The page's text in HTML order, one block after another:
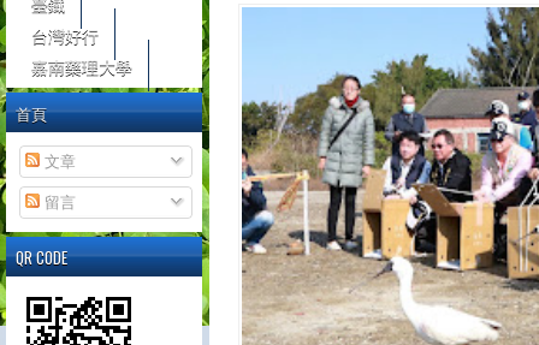
台灣好行
嘉南藥理大學
首頁
文章
留言
QR CODE